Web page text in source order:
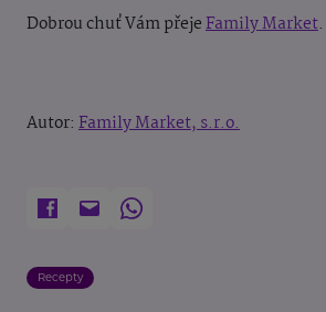
Dobrou chuť Vám přejeFamily Market.
Autor: Family Market, s.r.o.
Recepty